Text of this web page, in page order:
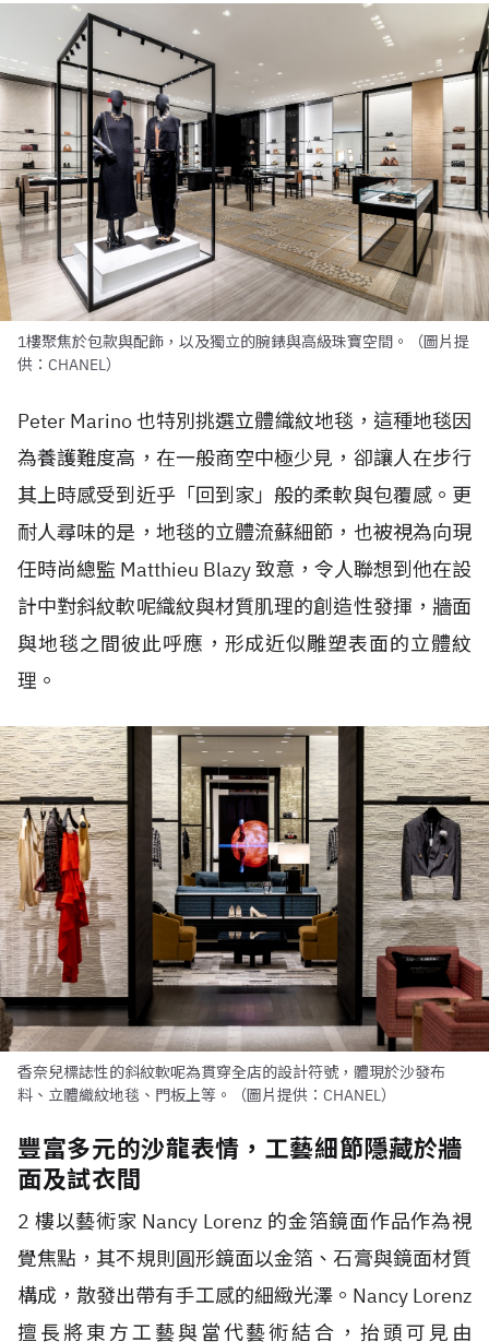
1樓聚焦於包款與配飾，以及獨立的腕錶與高級珠寶空間。（圖片提
供：CHANEL）
Peter Marino 也特別挑選立體織紋地毯，這種地毯因
為養護難度高，在一般商空中極少見，卻讓人在步行
其上時感受到近乎「回到家」般的柔軟與包覆感。更
耐人尋味的是，地毯的立體流蘇細節，也被視為向現
任時尚總監 Matthieu Blazy 致意，令人聯想到他在設
計中對斜紋軟呢織紋與材質肌理的創造性發揮，牆面
與地毯之間彼此呼應，形成近似雕塑表面的立體紋
理。
香奈兒標誌性的斜紋軟呢為貫穿全店的設計符號，體現於沙發布
料、立體織紋地毯、門板上等。（圖片提供：CHANEL）
豐富多元的沙龍表情，工藝細節隱藏於牆
面及試衣間
2 樓以藝術家 Nancy Lorenz 的金箔鏡面作品作為視
覺焦點，其不規則圓形鏡面以金箔、石膏與鏡面材質
構成，散發出帶有手工感的細緻光澤。Nancy Lorenz
擅長將東方工藝與當代藝術結合，抬頭可見由